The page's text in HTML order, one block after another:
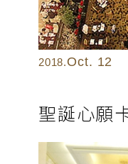
2018.Oct. 12
聖誕心願